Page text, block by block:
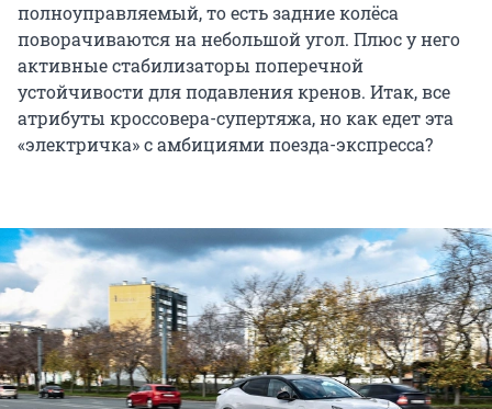
полноуправляемый, то есть задние колёса
поворачиваются на небольшой угол. Плюс у него
активные стабилизаторы поперечной
устойчивости для подавления кренов. Итак, все
атрибуты кроссовера-супертяжа, но как едет эта
«электричка» с амбициями поезда-экспресса?